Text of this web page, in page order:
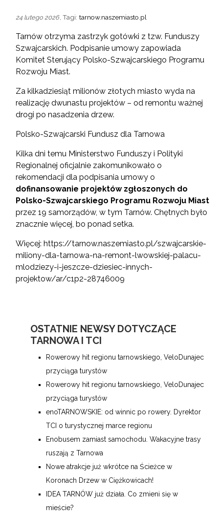
24 lutego 2026 , Tagi: tarnow.naszemiasto.pl
Tarnów otrzyma zastrzyk gotówki z tzw. Funduszy
Szwajcarskich. Podpisanie umowy zapowiada
Komitet Sterujący Polsko-Szwajcarskiego Programu
Rozwoju Miast.
Za kilkadziesiąt milionów złotych miasto wyda na
realizację dwunastu projektów – od remontu ważnej
drogi po nasadzenia drzew.
Polsko-Szwajcarski Fundusz dla Tarnowa
Kilka dni temu Ministerstwo Funduszy i Polityki
Regionalnej oficjalnie zakomunikowało o
rekomendacji dla podpisania umowy o
dofinansowanie projektów zgłoszonych do
Polsko-Szwajcarskiego Programu Rozwoju Miast
przez 19 samorządów, w tym Tarnów. Chętnych było
znacznie więcej, bo ponad setka.
Więcej: https://tarnow.naszemiasto.pl/szwajcarskie-
miliony-dla-tarnowa-na-remont-lwowskiej-palacu-
mlodziezy-i-jeszcze-dziesiec-innych-
projektow/ar/c1p2-28746009
OSTATNIE NEWSY DOTYCZĄCE
TARNOWA I TCI
Rowerowy hit regionu tarnowskiego, VeloDunajec
przyciąga turystów
Rowerowy hit regionu tarnowskiego, VeloDunajec
przyciąga turystów
enoTARNOWSKIE: od winnic po rowery. Dyrektor
TCI o turystycznej marce regionu
Enobusem zamiast samochodu. Wakacyjne trasy
ruszają z Tarnowa
Nowe atrakcje już wkrótce na Ścieżce w
Koronach Drzew w Ciężkowicach!
IDEA TARNÓW już działa. Co zmieni się w
mieście?